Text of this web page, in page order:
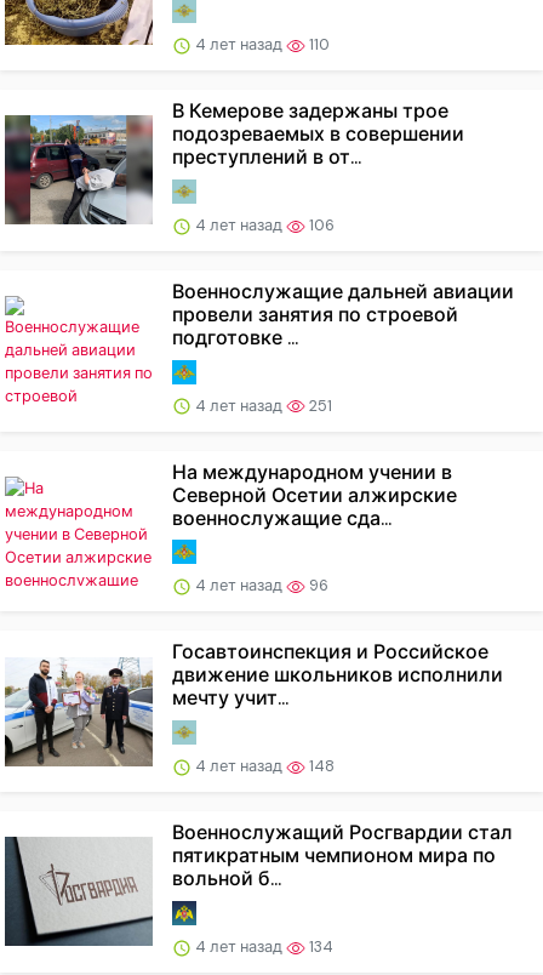
4 лет назад 110
В Кемерове задержаны трое
подозреваемых в совершении
преступлений в от...
4 лет назад 106
Военнослужащие дальней авиации
провели занятия по строевой
подготовке ...
4 лет назад 251
На международном учении в
Северной Осетии алжирские
военнослужащие сда...
4 лет назад 96
Госавтоинспекция и Российское
движение школьников исполнили
мечту учит...
4 лет назад 148
Военнослужащий Росгвардии стал
пятикратным чемпионом мира по
вольной б...
4 лет назад 134